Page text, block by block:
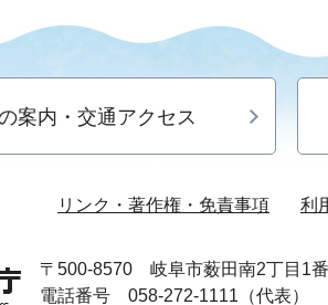
案内・交通アクセス
リンク・著作権・免責事項 利
〒500-8570
岐阜市薮田南2丁目1
電話番号 058-272-1111（代表）